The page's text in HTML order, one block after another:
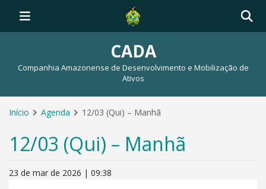
CADA
Companhia Amazonense de Desenvolvimento e Mobilização de
Ativos
Início Agenda 12/03 (Qui) – Manhã
12/03 (Qui) – Manhã
23 de mar de 2026 | 09:38